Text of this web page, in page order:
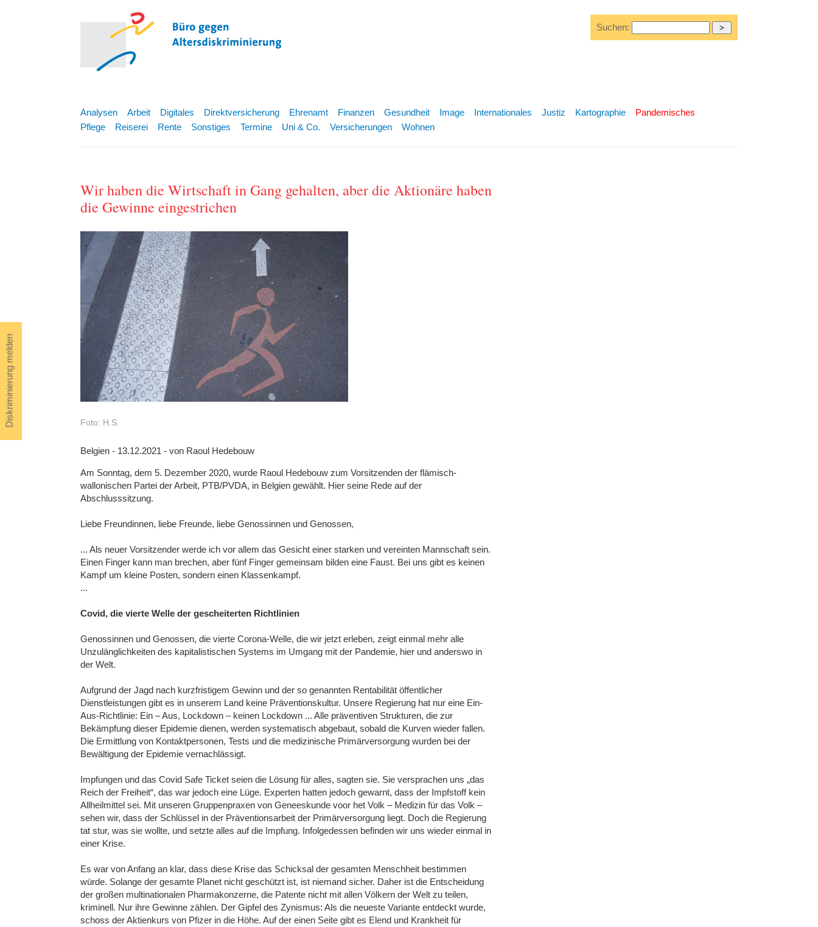
Diskriminierung melden
Suchen:
Analysen Arbeit Digitales Direktversicherung Ehrenamt Finanzen Gesundheit Image Internationales Justiz Kartographie
Pandemisches
Pflege
Reiserei Rente Sonstiges Termine Uni & Co. Versicherungen Wohnen
Wir haben die Wirtschaft in Gang gehalten, aber die Aktionäre haben
die Gewinne eingestrichen
Foto: H.S.
Belgien - 13.12.2021 - von Raoul Hedebouw
Am Sonntag, dem 5. Dezember 2020, wurde Raoul Hedebouw zum Vorsitzenden der flämisch-
wallonischen Partei der Arbeit, PTB/PVDA, in Belgien gewählt. Hier seine Rede auf der
Abschlusssitzung.
Liebe Freundinnen, liebe Freunde, liebe Genossinnen und Genossen,
... Als neuer Vorsitzender werde ich vor allem das Gesicht einer starken und vereinten Mannschaft sein.
Einen Finger kann man brechen, aber fünf Finger gemeinsam bilden eine Faust. Bei uns gibt es keinen
Kampf um kleine Posten, sondern einen Klassenkampf.
...
Covid, die vierte Welle der gescheiterten Richtlinien
Genossinnen und Genossen, die vierte Corona-Welle, die wir jetzt erleben, zeigt einmal mehr alle
Unzulänglichkeiten des kapitalistischen Systems im Umgang mit der Pandemie, hier und anderswo in
der Welt.
Aufgrund der Jagd nach kurzfristigem Gewinn und der so genannten Rentabilität öffentlicher
Dienstleistungen gibt es in unserem Land keine Präventionskultur. Unsere Regierung hat nur eine Ein-
Aus-Richtlinie: Ein – Aus, Lockdown – keinen Lockdown ... Alle präventiven Strukturen, die zur
Bekämpfung dieser Epidemie dienen, werden systematisch abgebaut, sobald die Kurven wieder fallen.
Die Ermittlung von Kontaktpersonen, Tests und die medizinische Primärversorgung wurden bei der
Bewältigung der Epidemie vernachlässigt.
Impfungen und das Covid Safe Ticket seien die Lösung für alles, sagten sie. Sie versprachen uns „das
Reich der Freiheit“, das war jedoch eine Lüge. Experten hatten jedoch gewarnt, dass der Impfstoff kein
Allheilmittel sei. Mit unseren Gruppenpraxen von Geneeskunde voor het Volk – Medizin für das Volk –
sehen wir, dass der Schlüssel in der Präventionsarbeit der Primärversorgung liegt. Doch die Regierung
tat stur, was sie wollte, und setzte alles auf die Impfung. Infolgedessen befinden wir uns wieder einmal in
einer Krise.
Es war von Anfang an klar, dass diese Krise das Schicksal der gesamten Menschheit bestimmen
würde. Solange der gesamte Planet nicht geschützt ist, ist niemand sicher. Daher ist die Entscheidung
der großen multinationalen Pharmakonzerne, die Patente nicht mit allen Völkern der Welt zu teilen,
kriminell. Nur ihre Gewinne zählen. Der Gipfel des Zynismus: Als die neueste Variante entdeckt wurde,
schoss der Aktienkurs von Pfizer in die Höhe. Auf der einen Seite gibt es Elend und Krankheit für